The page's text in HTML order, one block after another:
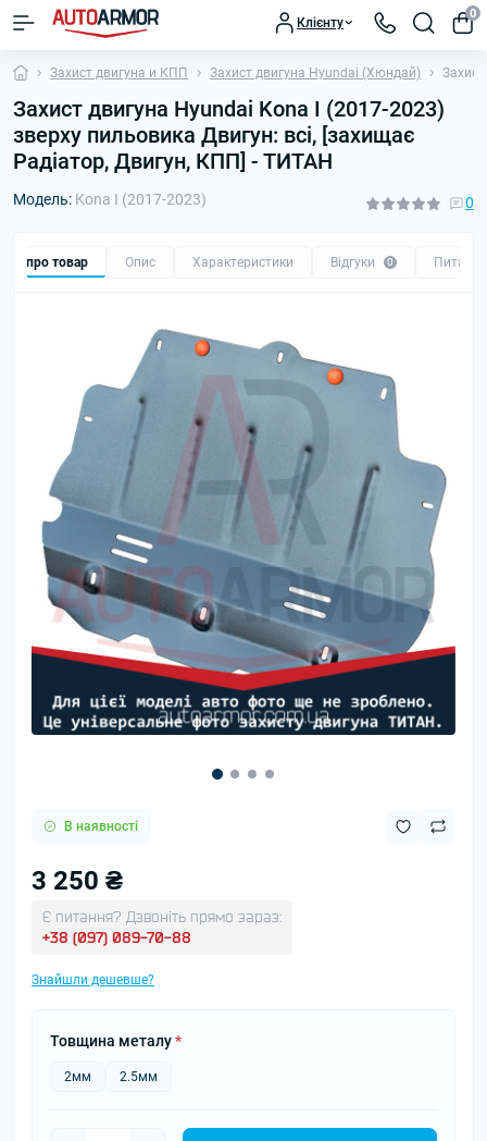
Клієнту
0
Захист двигуна и КПП Захист двигуна Hyundai (Хюндай)
Захист двигуна Hyundai Kona I (2017-2023)
зверху пильовика Двигун: всі, [захищає
Радіатор, Двигун, КПП] - ТИТАН
Модель: Kona I (2017-2023) 0
Все про товар Опис Характеристики Відгуки 0 Питання
В наявності
3 250 ₴
Є питання? Дзвоніть прямо зараз:
+38 (097) 089-70-88
Знайшли дешевше?
Товщина металу*
2мм 2.5мм